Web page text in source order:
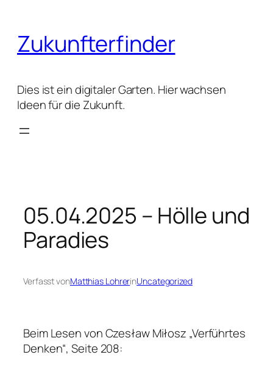
springen
Zukunfterfinder
Dies ist ein digitaler Garten. Hier wachsen
Ideen für die Zukunft.
05.04.2025 – Hölle und
Paradies
Verfasst vonMatthias LohrerinUncategorized
Beim Lesen von Czesław Miłosz „Verführtes
Denken“, Seite 208: